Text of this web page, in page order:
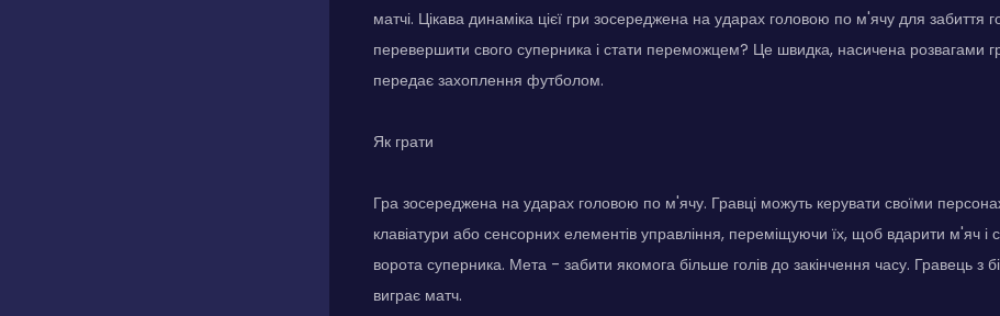
матчі. Цікава динаміка цієї гри зосереджена на ударах головою по м'ячу для забиття
перевершити свого суперника і стати переможцем? Це швидка, насичена розвагами
передає захоплення футболом.
Як грати
Гра зосереджена на ударах головою по м'ячу. Гравці можуть керувати своїми
клавіатури або сенсорних елементів управління, переміщуючи їх, щоб вдарити м'яч і
ворота суперника. Мета - забити якомога більше голів до закінчення часу. Гравець з
виграє матч.